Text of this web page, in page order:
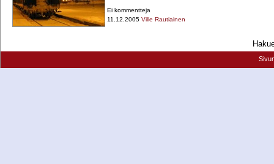
Ei kommentteja
11.12.2005 Ville Rautiainen